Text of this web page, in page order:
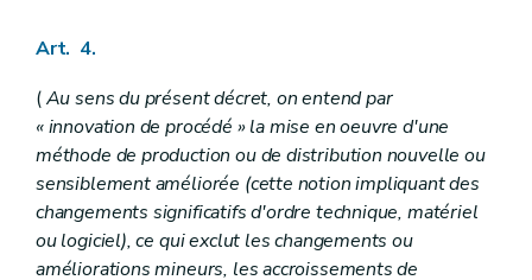
Art.73/4/1
Art.73/4/2
Art.
73/4/3
Section2
Des subventions portant sur la preuve de principe
Art.73/5
Art.73/6
Art.73/7
Art.
73/8
Art. 4.
(Au sens du présent décret, on entend par
« innovation de procédé » la mise en oeuvre d'une
méthode de production ou de distribution nouvelle ou
sensiblement améliorée (cette notion impliquant des
changements significatifs d'ordre technique, matériel
ou logiciel), ce qui exclut les changements ou
améliorations mineurs, les accroissements de